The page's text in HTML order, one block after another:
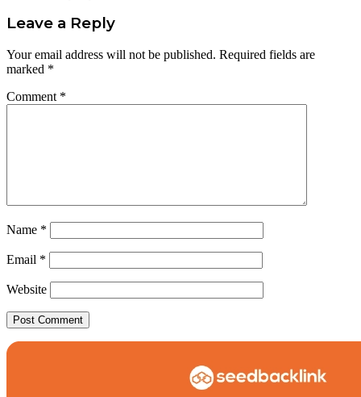
Leave a Reply
Your email address will not be published. Required fields are
marked *
Comment *
Name *
Email *
Website